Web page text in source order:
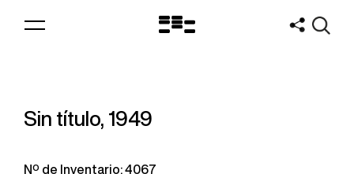
Logo
Sin título, 1949
Nº de Inventario: 4067